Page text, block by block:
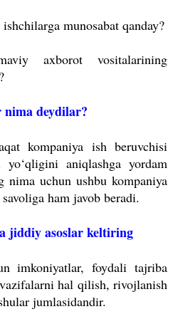
munosabat qanday?
axborot vositalarining
deydilar?
kompaniya ish beruvchisi
aniqlashga yordam
nima uchun ushbu kompaniya
ham javob beradi.
jiddiy asoslar keltiring
imkoniyatlar, foydali tajriba
hal qilish, rivojlanish
jumlasidandir.